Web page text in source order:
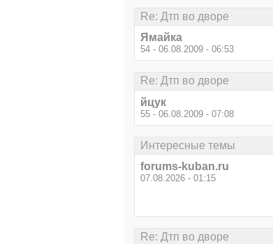
Re: Дтп во дворе
Ямайка
54 - 06.08.2009 - 06:53
Re: Дтп во дворе
йцук
55 - 06.08.2009 - 07:08
Интересные темы
forums-kuban.ru
07.08.2026 - 01:15
Re: Дтп во дворе